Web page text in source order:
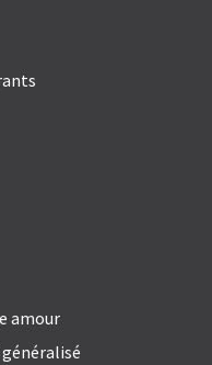
amour